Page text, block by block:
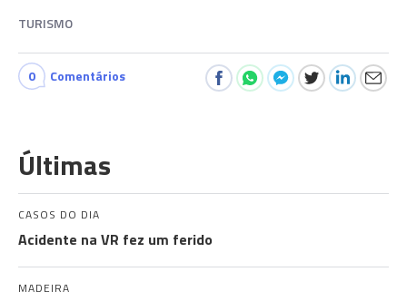
TURISMO
0 Comentários
Últimas
CASOS DO DIA
Acidente na VR fez um ferido
MADEIRA